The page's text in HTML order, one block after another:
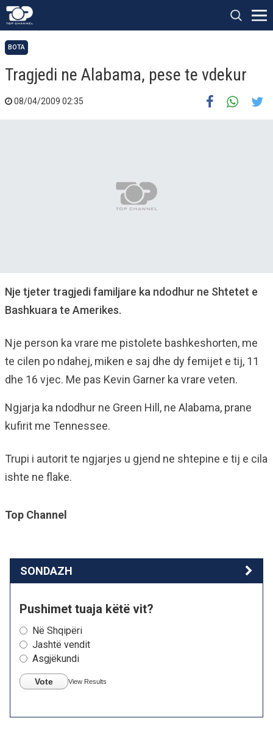
BOTA
Tragjedi ne Alabama, pese te vdekur
08/04/2009 02:35
Nje tjeter tragjedi familjare ka ndodhur ne Shtetet e
Bashkuara te Amerikes.
Nje person ka vrare me pistolete bashkeshorten, me
te cilen po ndahej, miken e saj dhe dy femijet e tij, 11
dhe 16 vjec. Me pas Kevin Garner ka vrare veten.
Ngjarja ka ndodhur ne Green Hill, ne Alabama, prane
kufirit me Tennessee.
Trupi i autorit te ngjarjes u gjend ne shtepine e tij e cila
ishte ne flake.
Top Channel
SONDAZH
Pushimet tuaja këtë vit?
Në Shqipëri
Jashtë vendit
Asgjëkundi
Vote View Results